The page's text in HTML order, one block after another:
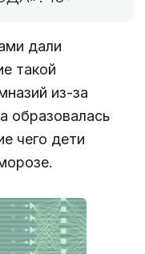
дали
такой
из-за
образовалась
чего дети